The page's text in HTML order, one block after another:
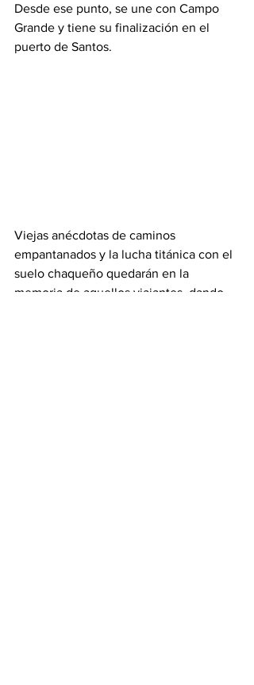
Desde ese punto, se une con Campo
Grande y tiene su finalización en el
puerto de Santos.
Viejas anécdotas de caminos
empantanados y la lucha titánica con el
suelo chaqueño quedarán en la
memoria de aquellos viajantes, dando